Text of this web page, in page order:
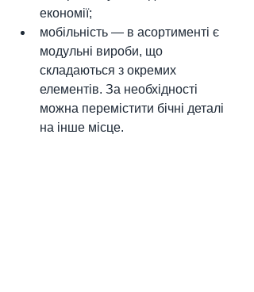
економії;
мобільність — в асортименті є
модульні вироби, що
складаються з окремих
елементів. За необхідності
можна перемістити бічні деталі
на інше місце.